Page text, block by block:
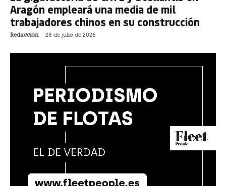
Aragón empleará una media de mil
trabajadores chinos en su construcción
Redacción - 28 de julio de 2026